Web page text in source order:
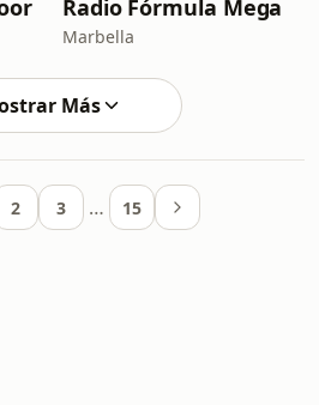
Radio Fórmula Mega
Marbella
Más
2 3 … 15